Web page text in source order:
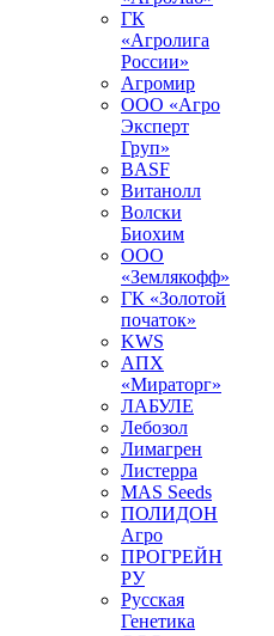
ГК
«Агролига
России»
Агромир
ООО «Агро
Эксперт
Груп»
BASF
Витанолл
Волски
Биохим
ООО
«Землякофф»
ГК «Золотой
початок»
KWS
AПX
«Мираторг»
ЛАБУЛЕ
Лебозол
Лимагрен
Листерра
MAS Seeds
ПОЛИДОН
Агро
ПРОГРЕЙН
РУ
Русская
Генетика